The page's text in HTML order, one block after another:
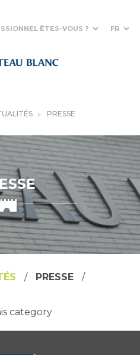
ÊTES-VOUS ? FR
PRESSE
PRESSE
category